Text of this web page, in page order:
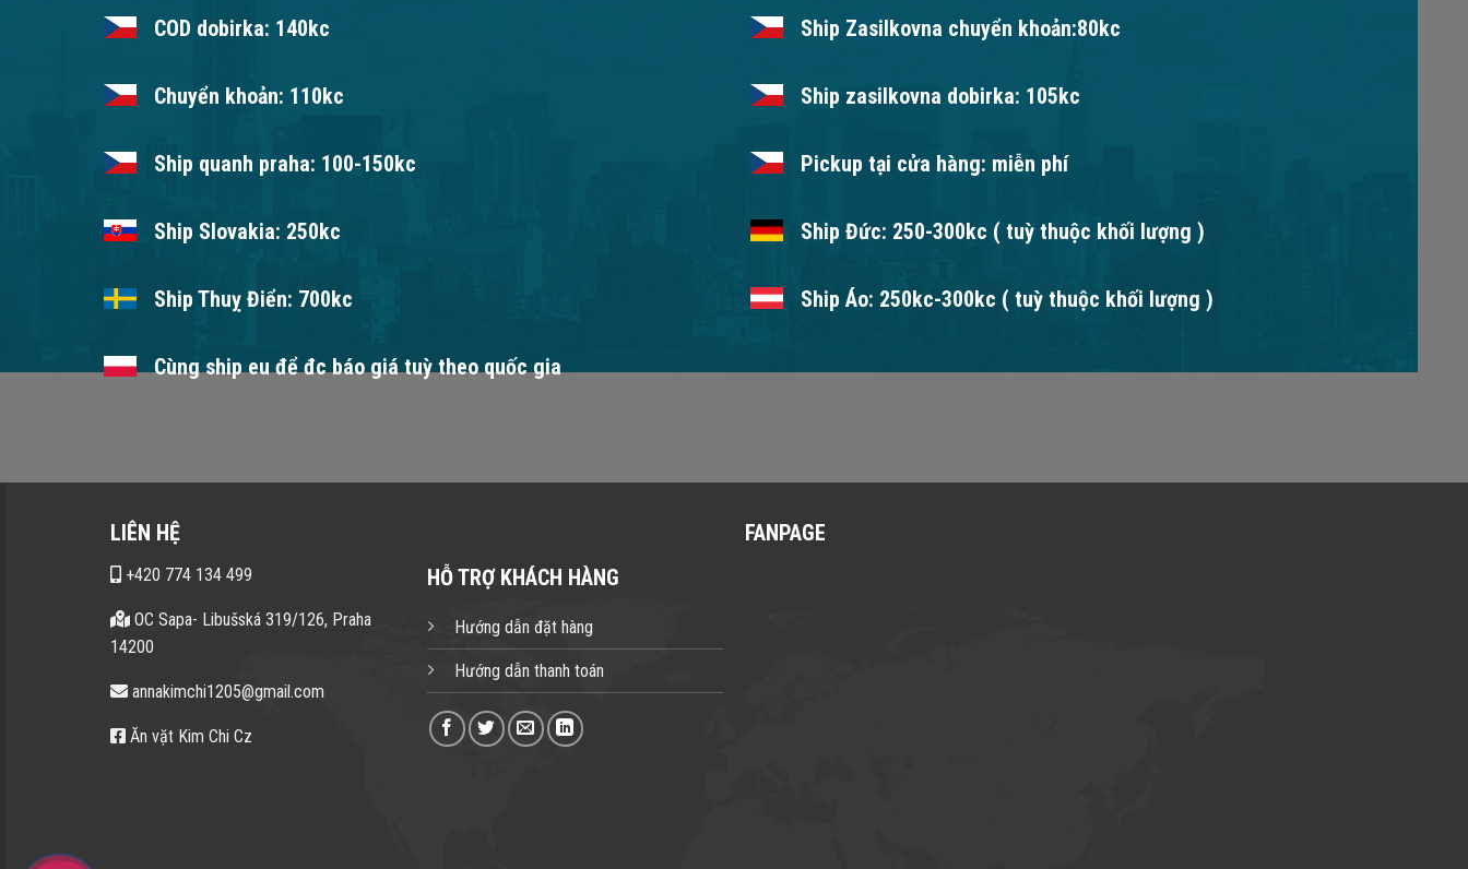
COD dobirka: 140kc Ship Zasilkovna chuyển khoản:80kc
Chuyển khoản: 110kc Ship zasilkovna dobirka: 105kc
Ship quanh praha: 100-150kc Pickup tại cửa hàng: miễn phí
Ship Slovakia: 250kc Ship Đức: 250-300kc ( tuỳ thuộc khối lượng )
Ship Thuỵ Điển: 700kc Ship Áo: 250kc-300kc ( tuỳ thuộc khối lượng )
Cùng ship eu để đc báo giá tuỳ theo quốc gia
LIÊN HỆ
+420 774 134 499
OC Sapa- Libušská 319/126, Praha
14200
annakimchi1205@gmail.com
Ăn vặt Kim Chi Cz
HỖ TRỢ KHÁCH HÀNG
Hướng dẫn đặt hàng
Hướng dẫn thanh toán
FANPAGE